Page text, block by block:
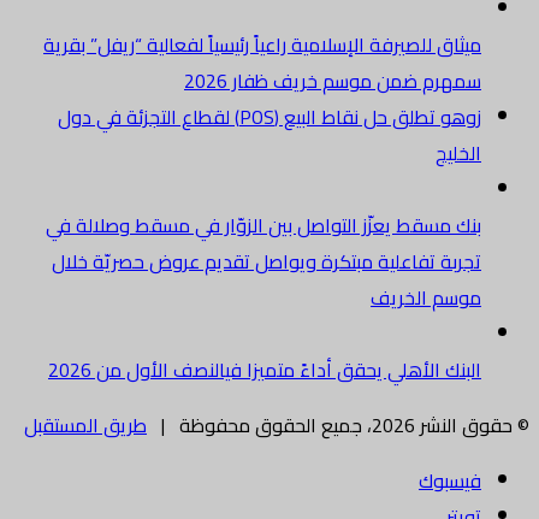
ميثاق للصيرفة الإسلامية راعياً رئيسياً لفعالية “ريفل” بقرية
سمهرم ضمن موسم خريف ظفار 2026
زوهو تطلق حل نقاط البيع (POS) لقطاع التجزئة في دول
الخليج
بنك مسقط يعزّز التواصل بين الزوّار في مسقط وصلالة في
تجربة تفاعلية مبتكرة ويواصل تقديم عروض حصريّة خلال
موسم الخريف
البنك الأهلي يحقق أداءً متميزا فيالنصف الأول من 2026
© حقوق النشر 2026، جميع الحقوق محفوظة |
طريق المستقبل
فيسبوك